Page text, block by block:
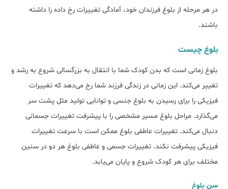
در هر مرحله از بلوغ فرزندان خود، آمادگی تغییرات رخ داده را داشته
باشند.
بلوغ چیست
بلوغ زمانی است که بدن کودک شما با انتقال به بزرگسالی شروع به رشد و
تغییر می‌کند. این زمانی در زندگی فرزند شما رخ می‌دهد که تغییرات
فیزیکی را برای رسیدن به بلوغ جنسی و توانایی تولید مثل پشت سر
می‌گذارد. مراحل بلوغ مسیر مشخصی را با پیشرفت تغییرات جسمانی
دنبال می‌کند. تغییرات عاطفی بلوغ ممکن است با سرعت تغییرات
فیزیکی پیشرفت نکند. تغییرات جسمی و عاطفی بلوغ هر دو در سنین
مختلف برای هر کودک شروع و پایان می‌یابد.
سن بلوغ